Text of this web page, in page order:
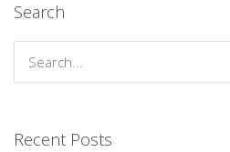
Search
Recent Posts